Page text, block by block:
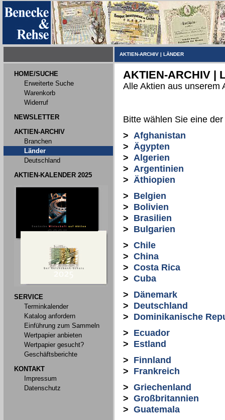
AKTIEN-ARCHIV | LÄNDER
HOME/SUCHE
Erweiterte Suche
Warenkorb
Widerruf
NEWSLETTER
AKTIEN-ARCHIV
Branchen
Länder
Deutschland
AKTIEN-KALENDER 2025
SERVICE
Terminkalender
Katalog anfordern
Einführung zum Sammeln
Wertpapier anbieten
Wertpapier gesucht?
Geschäftsberichte
KONTAKT
Impressum
Datenschutz
AKTIEN-ARCHIV |
Alle Aktien aus unserem
Bitte wählen Sie eine
> Afghanistan
> Ägypten
> Algerien
> Argentinien
> Äthiopien
> Belgien
> Bolivien
> Brasilien
> Bulgarien
> Chile
> China
> Costa Rica
> Cuba
> Dänemark
> Deutschland
> Dominikanische
> Ecuador
> Estland
> Finnland
> Frankreich
> Griechenland
> Großbritannien
> Guatemala